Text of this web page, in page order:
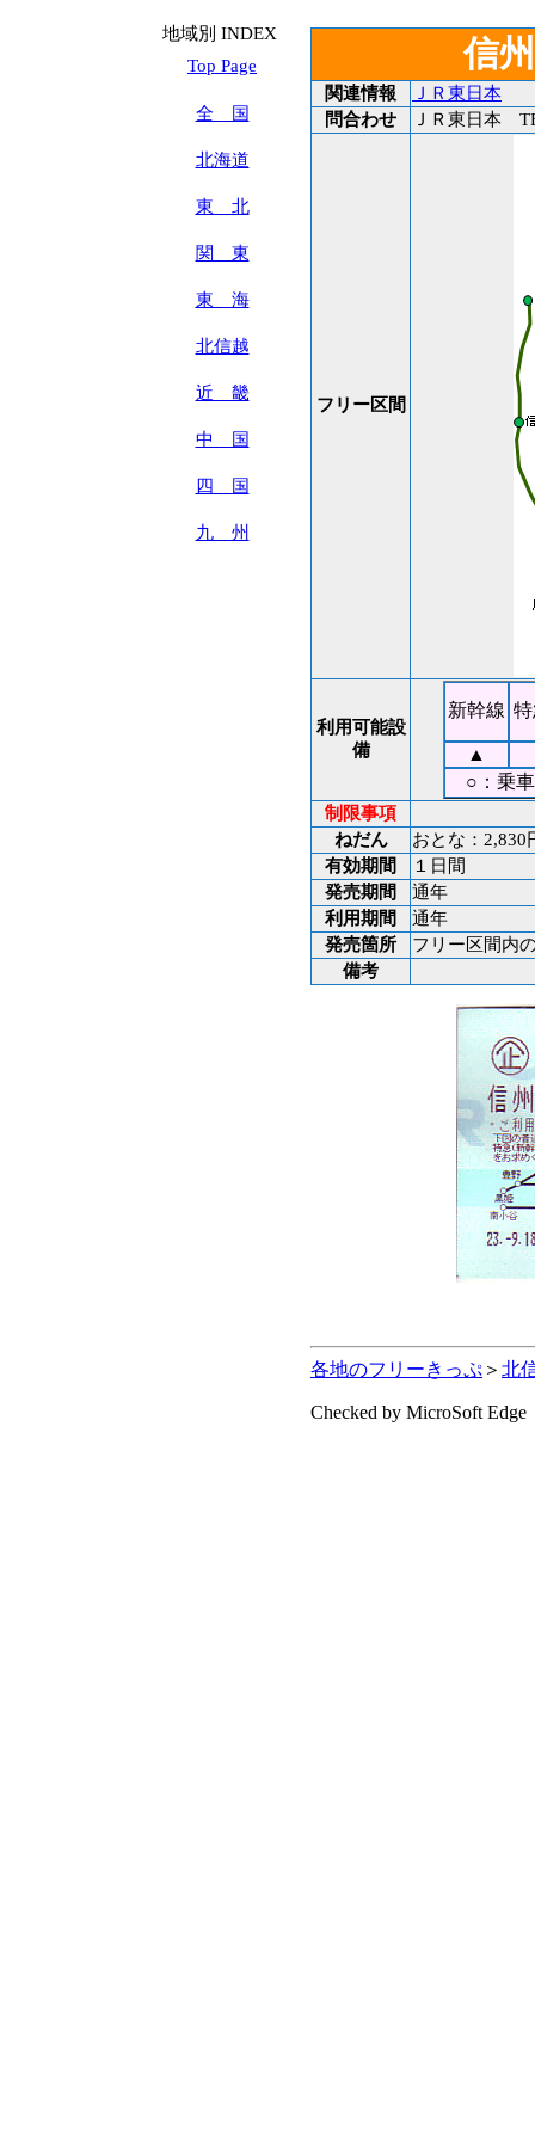
地域別 INDEX
Top Page
全 国
北海道
東 北
関 東
東 海
北信越
近 畿
中 国
四 国
九 州
信
関連情報
ＪＲ東日本
問合わせ
ＪＲ東日本
フリー区間
利用可能設
備
新幹線
▲
○：乗
制限事項
ねだん
おとな：
有効期間
１日間
発売期間
通年
利用期間
通年
発売箇所
フリー区間内
備考
各地のフリーきっぷ ＞ 北
Checked by MicroSoft Edge